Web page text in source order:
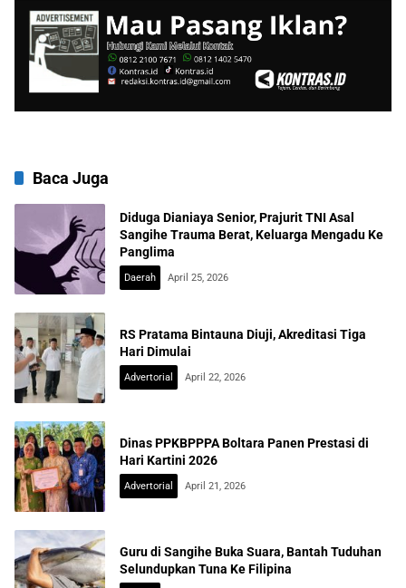
Baca Juga
Diduga Dianiaya Senior, Prajurit TNI Asal
Sangihe Trauma Berat, Keluarga Mengadu Ke
Panglima
Daerah April 25, 2026
RS Pratama Bintauna Diuji, Akreditasi Tiga
Hari Dimulai
Advertorial April 22, 2026
Dinas PPKBPPPA Boltara Panen Prestasi di
Hari Kartini 2026
Advertorial April 21, 2026
Guru di Sangihe Buka Suara, Bantah Tuduhan
Selundupkan Tuna Ke Filipina